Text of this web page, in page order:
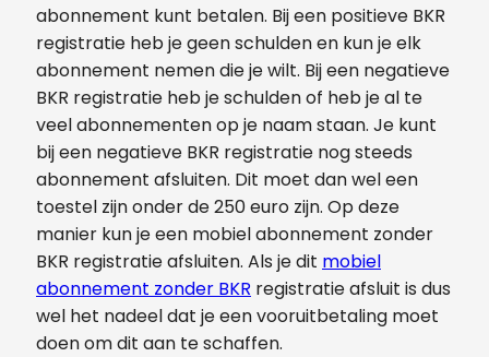
abonnement kunt betalen. Bij een positieve BKR
registratie heb je geen schulden en kun je elk
abonnement nemen die je wilt. Bij een negatieve
BKR registratie heb je schulden of heb je al te
veel abonnementen op je naam staan. Je kunt
bij een negatieve BKR registratie nog steeds
abonnement afsluiten. Dit moet dan wel een
toestel zijn onder de 250 euro zijn. Op deze
manier kun je een mobiel abonnement zonder
BKR registratie afsluiten. Als je dit mobiel
abonnement zonder BKR registratie afsluit is dus
wel het nadeel dat je een vooruitbetaling moet
doen om dit aan te schaffen.